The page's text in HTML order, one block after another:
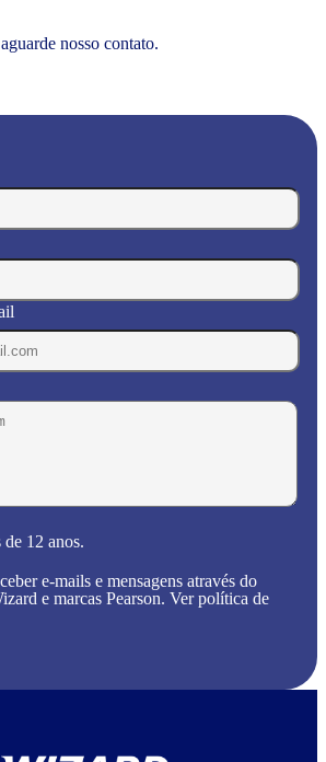
nosso contato.
12 anos.
e-mails e mensagens através do
e marcas Pearson. Ver política de